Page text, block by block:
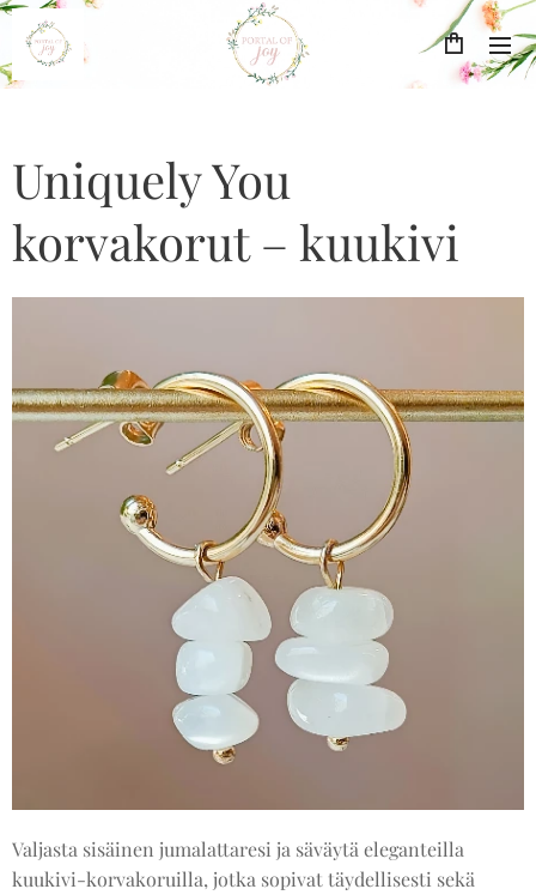
Uniquely You
korvakorut – kuukivi
Valjasta sisäinen jumalattaresi ja säväytä eleganteilla
kuukivi-korvakoruilla, jotka sopivat täydellisesti sekä